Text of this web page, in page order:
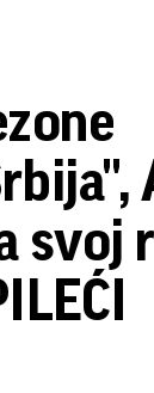
svoj